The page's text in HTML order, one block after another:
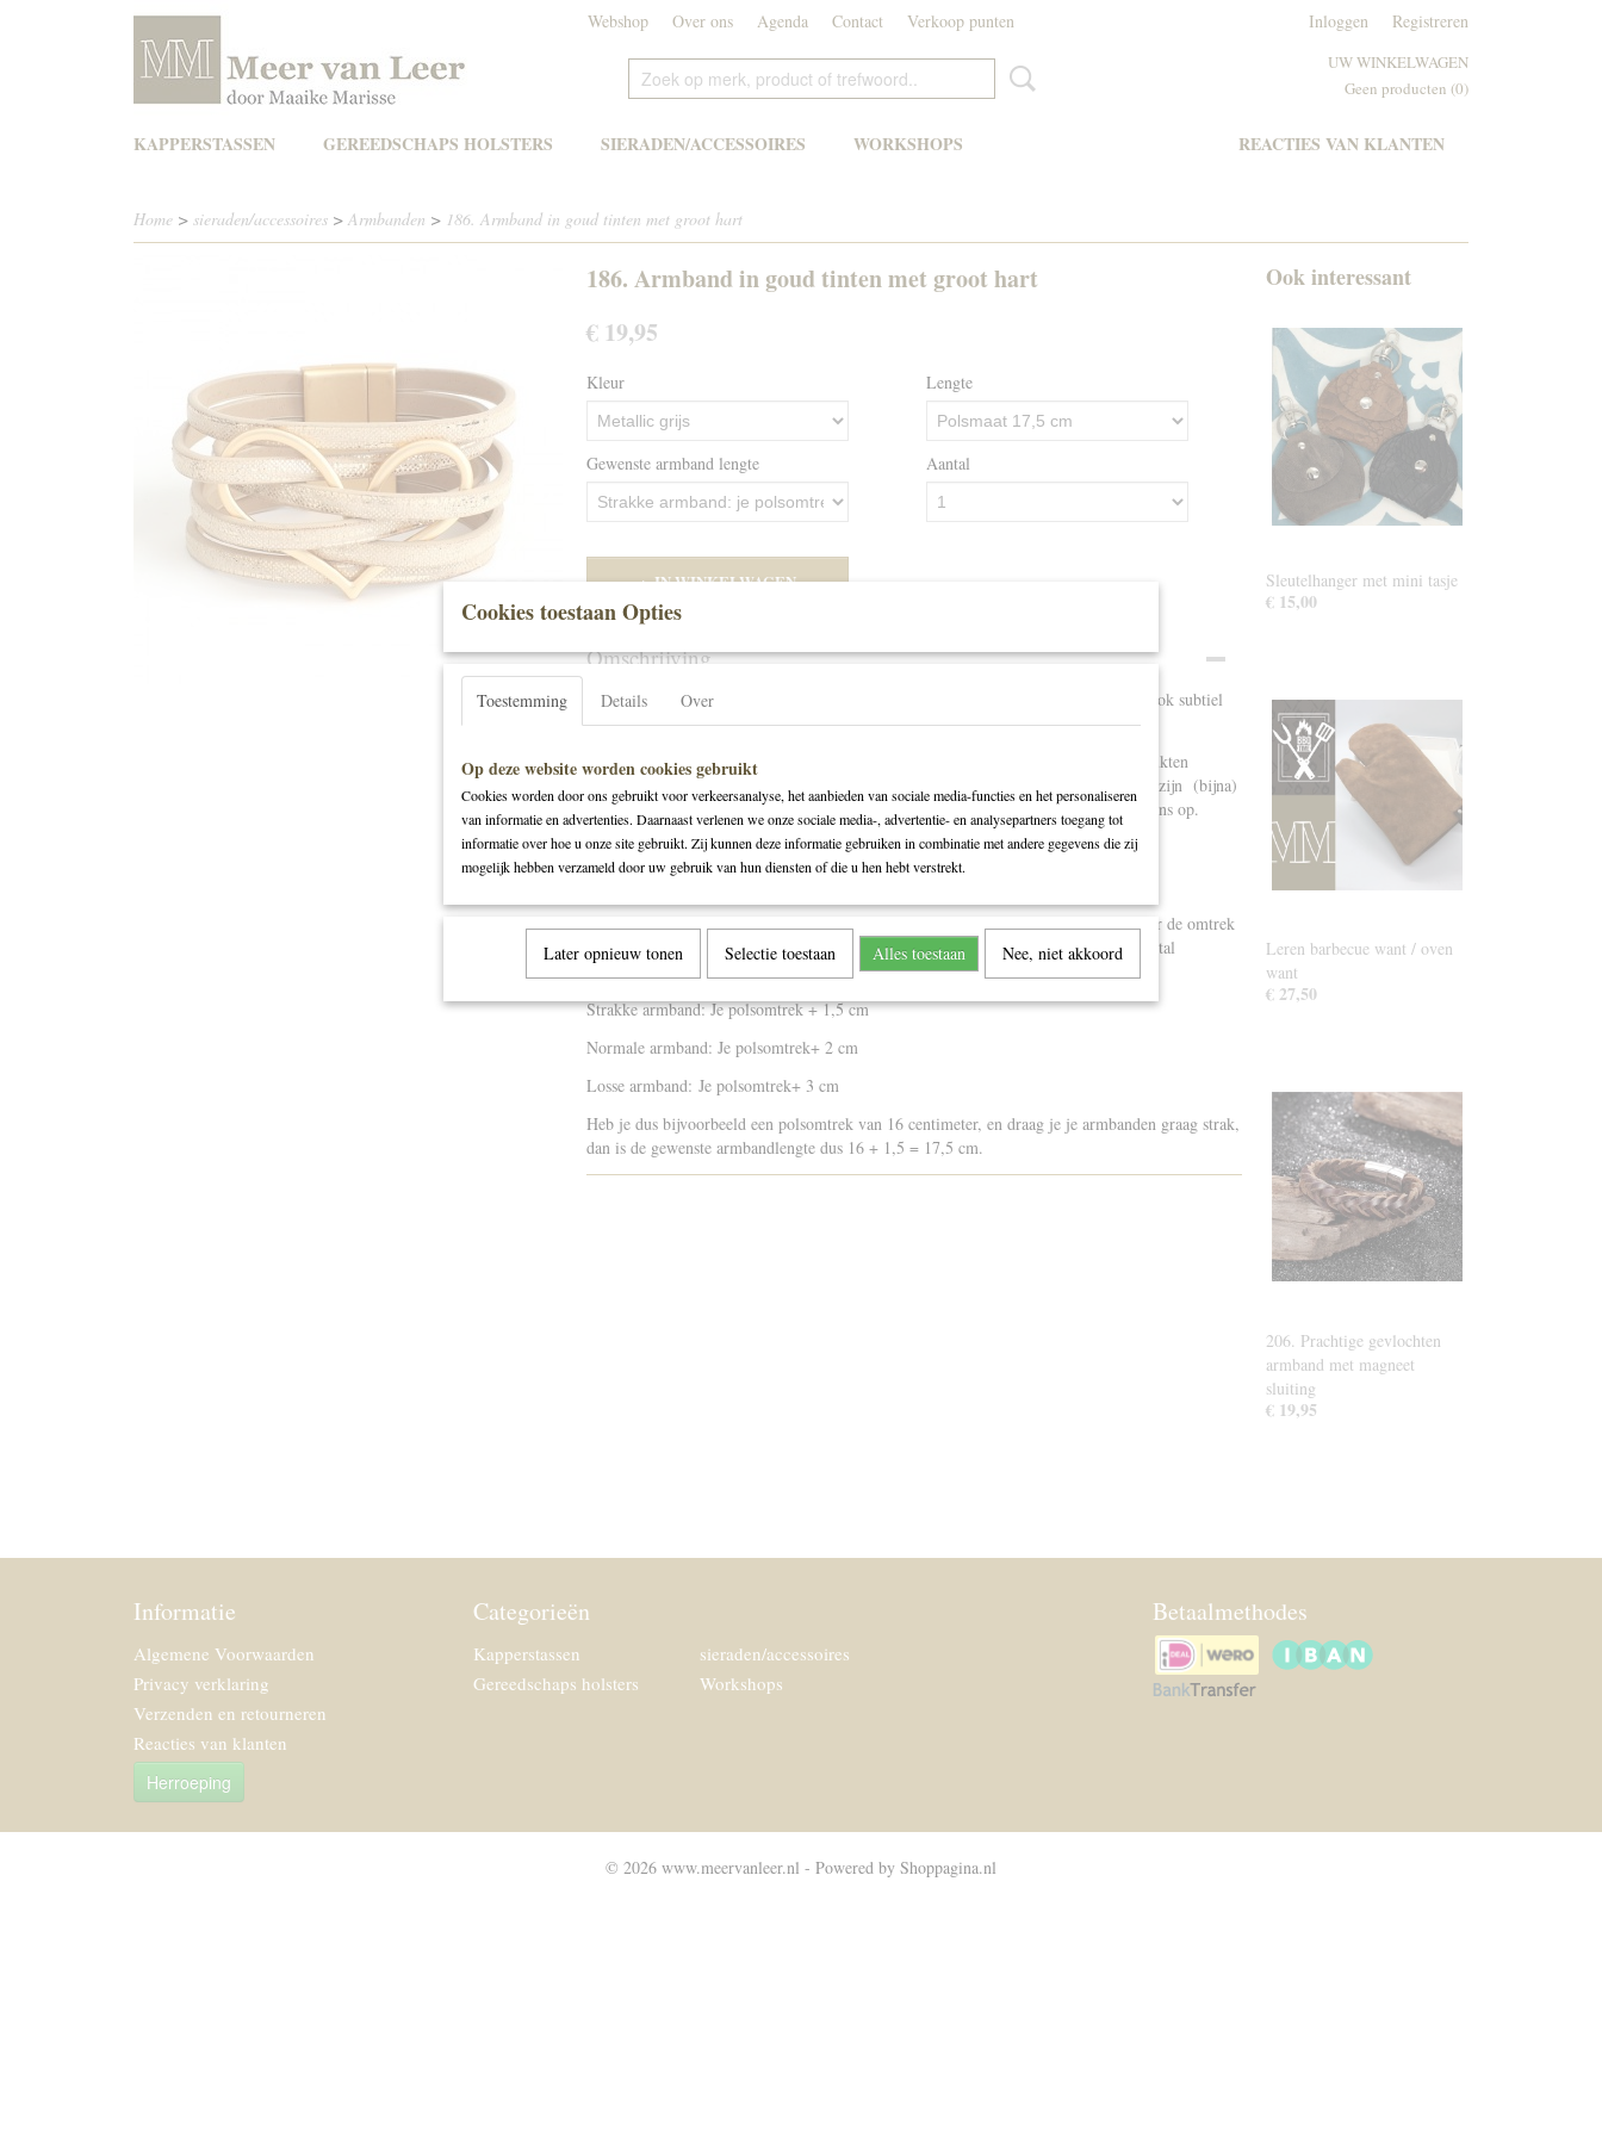
Webshop Over ons Agenda Contact Verkoop punten Inloggen Registreren
UW WINKELWAGEN
Geen producten (0)
REACTIES VAN KLANTEN
KAPPERSTASSEN GEREEDSCHAPS HOLSTERS SIERADEN/ACCESSOIRES WORKSHOPS
Home > sieraden/accessoires > Armbanden > 186. Armband in goud tinten met groot hart
186. Armband in goud tinten met groot hart
€ 19,95
Kleur Lengte
Gewenste armband lengte Aantal
IN WINKELWAGEN
Omschrijving
Deze hippe armband is uitgevoerd in de tinten goud met een mooi groot maar toch ook subtiel
hart.
Meer van Leer heeft een steeds wisselend aanbod en staat voor maatwerk. Alle produkten
worden met de handgemaakt in atelier. Persoonlijke wensen, stijlen of aanpassingen zijn (bijna)
altijd mogelijk bij alle produkten. Neem hiervoor gerust en vrijblijvend contact met ons op.
Het meten van de juiste lengte voor een armband is heel eenvoudig. Je meet daarvoor de omtrek
van je pols. Afhankelijk van het draagcomfort dat je gewend bent tel je daar een aantal
centimeter bij op. Je vindt hieronder een klein overzicht.
Strakke armband: Je polsomtrek + 1,5 cm
Normale armband: Je polsomtrek+ 2 cm
Losse armband: Je polsomtrek+ 3 cm
Heb je dus bijvoorbeeld een polsomtrek van 16 centimeter, en draag je je armbanden graag strak,
dan is de gewenste armbandlengte dus 16 + 1,5 = 17,5 cm.
Ook interessant
Sleutelhanger met mini tasje
€ 15,00
Leren barbecue want / oven
want
€ 27,50
206. Prachtige gevlochten
armband met magneet
sluiting
€ 19,95
Informatie
Algemene Voorwaarden
Privacy verklaring
Verzenden en retourneren
Reacties van klanten
Herroeping
Categorieën
Kapperstassen
Gereedschaps holsters
sieraden/accessoires
Workshops
Betaalmethodes
© 2026 www.meervanleer.nl - Powered by Shoppagina.nl
Cookies toestaan Opties
Toestemming Details Over
Op deze website worden cookies gebruikt
Cookies worden door ons gebruikt voor verkeersanalyse, het aanbieden van sociale media-functies en het personaliseren
van informatie en advertenties. Daarnaast verlenen we onze sociale media-, advertentie- en analysepartners toegang tot
informatie over hoe u onze site gebruikt. Zij kunnen deze informatie gebruiken in combinatie met andere gegevens die zij
mogelijk hebben verzameld door uw gebruik van hun diensten of die u hen hebt verstrekt.
Later opnieuw tonen Selectie toestaan Alles toestaan Nee, niet akkoord